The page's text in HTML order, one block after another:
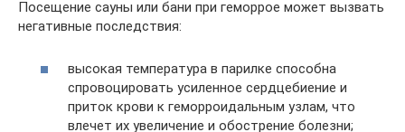
Посещение сауны или бани при геморрое может вызвать
негативные последствия:
высокая температура в парилке способна
спровоцировать усиленное сердцебиение и
приток крови к геморроидальным узлам, что
влечет их увеличение и обострение болезни;